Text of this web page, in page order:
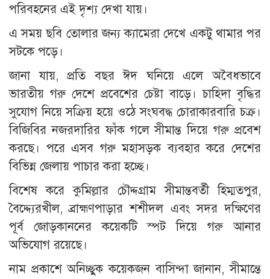
পরিবহনের এই দৃশ্য দেখা যায়।
এ সময় ছবি তোলার জন্য ক্যামেরা দেখে একটু থামার পর
সটকে পড়ে।
জানা যায়, প্রতি বছর ঈদ ঘনিয়ে এলে অবৈধভাবে
ভারতীয় গরু দেশে প্রবেশের চেষ্টা বাড়ে। চাহিদা বৃদ্ধির
সুযোগ নিয়ে সক্রিয় হয়ে ওঠে সংঘবদ্ধ চোরাকারবারি চক্র।
বিজিবির নজরদারির ফাঁক গলে সীমান্ত দিয়ে গরু প্রবেশ
করছে। পরে এসব গরু মহাসড়ক ব্যবহার করে দেশের
বিভিন্ন জেলায় পাচার করা হচ্ছে।
বিশেষ করে কুমিল্লার চৌদ্দগ্রাম সীমান্তবর্তী হিম্মতপুর,
বৈদ্দ্যেরখীল, ব্রাহ্মণপাড়ার শশীদল এবং সদর দক্ষিণের
পূর্ব জোড়কাননের কয়েকটি স্পট দিয়ে গরু আনার
অভিযোগ রয়েছে।
নাম প্রকাশে অনিচ্ছুক কয়েকজন বাসিন্দা জানান, সীমান্তে